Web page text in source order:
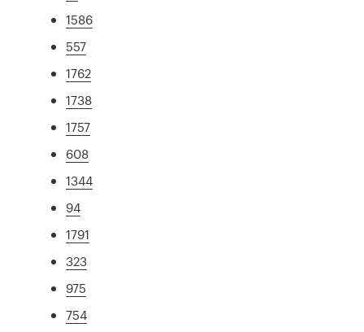
1586
557
1762
1738
1757
608
1344
94
1791
323
975
754